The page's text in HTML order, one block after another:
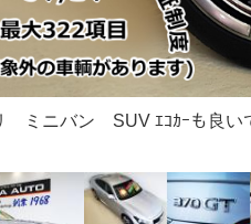
ミニバン SUV ｴｺｶｰも良